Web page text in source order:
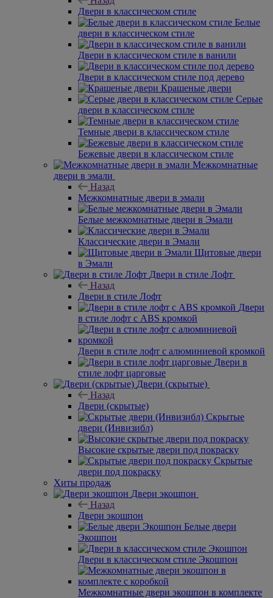
Двери в классическом стиле
Белые
двери в классическом стиле
Двери в классическом стиле в ванили
Двери в классическом стиле под дерево
Крашеные двери
Серые
двери в классическом стиле
Темные двери в классическом стиле
Бежевые двери в классическом стиле
Межкомнатные
двери в эмали
Назад
Межкомнатные двери в эмали
Белые межкомнатные двери в Эмали
Классические двери в Эмали
Щитовые двери
в Эмали
Двери в стиле Лофт
Назад
Двери в стиле Лофт
Двери
в стиле лофт с ABS кромкой
Двери в стиле лофт с алюминиевой кромкой
Двери в
стиле лофт царговые
Двери (скрытые)
Назад
Двери (скрытые)
Скрытые
двери (Инвизибл)
Высокие скрытые двери под покраску
Скрытые
двери под покраску
Хиты продаж
Двери экошпон
Назад
Двери экошпон
Белые двери
Экошпон
Двери в классическом стиле Экошпон
Межкомнатные двери экошпон в комплекте